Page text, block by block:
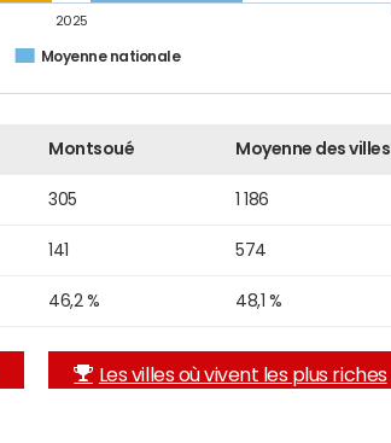
Moyenne nationale
2025
Montsoué Moyenne des villes
305 1 186
141 574
46,2 % 48,1 %
Les villes où vivent les plus riches